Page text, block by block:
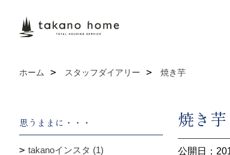
ホーム スタッフダイアリー 焼き芋
焼き芋
公開日：
思うままに・・・
takanoインスタ (1)